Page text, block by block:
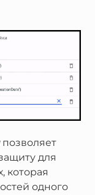
позволяет
для
которая
одного